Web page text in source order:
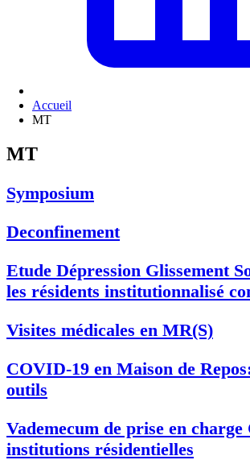
Accueil
MT
MT
Symposium
Deconfinement
Etude Dépression Glissement
les résidents institutionnalisé
Visites médicales en MR(S)
COVID-19 en Maison de
outils
Vademecum de prise en charge
institutions résidentielles